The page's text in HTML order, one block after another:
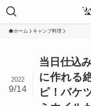
ホーム キャンプ料理
当日仕込
に作れる
ピ！バケ
2022
9/14